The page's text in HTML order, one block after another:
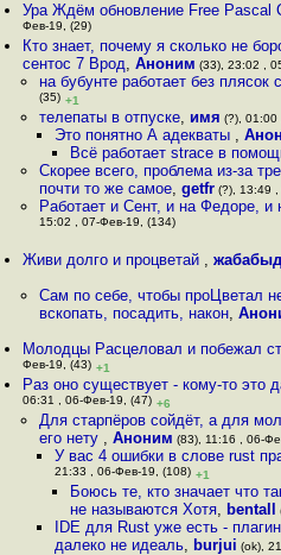
Ура Ждём обновление Free Pascal
Фев-19, (29)
Кто знает, почему я сколько не
сентос 7 Врод,Аноним (33), 23:02 ,
на бубунте работает без плясок
(35) +1
телепаты в отпуске, имя (?), 01:00
Это понятно А адекваты ,
Всё работает strace в
Скорее всего, проблема из-за
почти то же самое, getfr(?), 13:49 ,
Работает и Сент, и на Федоре, и
15:02 , 07-Фев-19, (134)
Живи долго и процветай ,
Сам по себе, чтобы проЦветал
вскопать, посадить, након,
Молодцы Расцеловал и побежал
Фев-19, (43) +1
Раз оно существует - кому-то это
06:31 , 06-Фев-19, (47) +6
Для старпёров сойдёт, а для
его нету , Аноним (83), 11:16 , 06-
У вас 4 ошибки в слове rust
21:33 , 06-Фев-19, (108) +1
Боюсь те, кто значает что
не называются Хотя, bentall
IDE для Rust уже есть -
далеко не идеаль, burjui (ok),